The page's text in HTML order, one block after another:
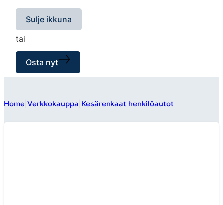
Sulje ikkuna
tai
Osta nyt
Home Verkkokauppa Kesärenkaat henkilöautot